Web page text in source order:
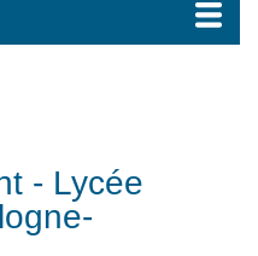
- Lycée